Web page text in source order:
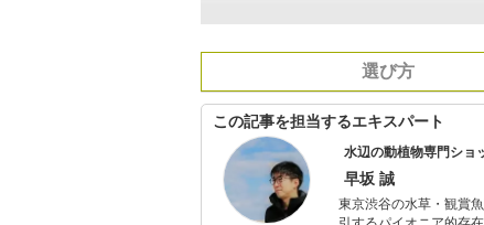
選び方
この記事を担当するエキスパート
水辺の動植物専門ショ
早坂 誠
東京渋谷の水草・観賞魚販売を中心